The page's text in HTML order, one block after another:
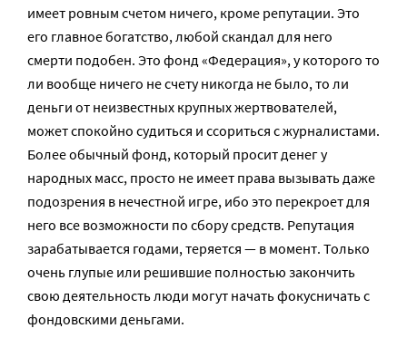
имеет ровным счетом ничего, кроме репутации. Это
его главное богатство, любой скандал для него
смерти подобен. Это фонд «Федерация», у которого то
ли вообще ничего не счету никогда не было, то ли
деньги от неизвестных крупных жертвователей,
может спокойно судиться и ссориться с журналистами.
Более обычный фонд, который просит денег у
народных масс, просто не имеет права вызывать даже
подозрения в нечестной игре, ибо это перекроет для
него все возможности по сбору средств. Репутация
зарабатывается годами, теряется — в момент. Только
очень глупые или решившие полностью закончить
свою деятельность люди могут начать фокусничать с
фондовскими деньгами.